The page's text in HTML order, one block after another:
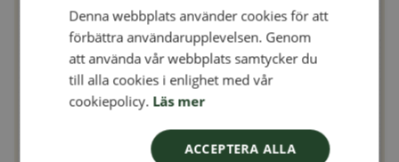
FINNISH
DANISH
Denna webbplats använder cookies för att
förbättra användarupplevelsen. Genom
att använda vår webbplats samtycker du
till alla cookies i enlighet med vår
cookiepolicy. Läs mer
ACCEPTERA ALLA